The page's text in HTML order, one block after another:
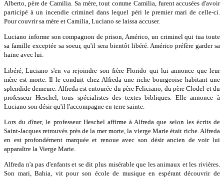
Alberto, père de Camilia. Sa mère, tout comme Camilia, furent accusées d'avoir
participé à un incendie criminel dans lequel péri le premier mari de celle-ci.
Pour couvrir sa mère et Camilia, Luciano se laissa accuser.
Luciano informe son compagnon de prison, Américo, un criminel qui tua toute
sa famille exceptée sa soeur, qu'il sera bientôt libéré. Américo préfère garder sa
haine avec lui.
Libéré, Luciano s'en va rejoindre son frère Florido qui lui annonce que leur
mère est morte. Il le conduit chez Alfreda une riche bourgeoise habitant une
splendide demeure. Alfreda est entourée du père Feliciano, du père Clodel et du
professeur Heschel, tous spécialistes des textes bibliques. Elle annonce à
Luciano son désir qu'il l'accompagne en terre sainte.
Lors du dîner, le professeur Heschel affirme à Alfreda que selon les écrits de
Saint-Jacques retrouvés près de la mer morte, la vierge Marie était riche. Alfreda
en est profondément marquée et renoue avec son désir ancien de voir lui
apparaître la Vierge Marie.
Alfreda n'a pas d'enfants et se dit plus misérable que les animaux et les rivières.
Son mari, Bahia, vit pour son école de musique en espérant découvrir de